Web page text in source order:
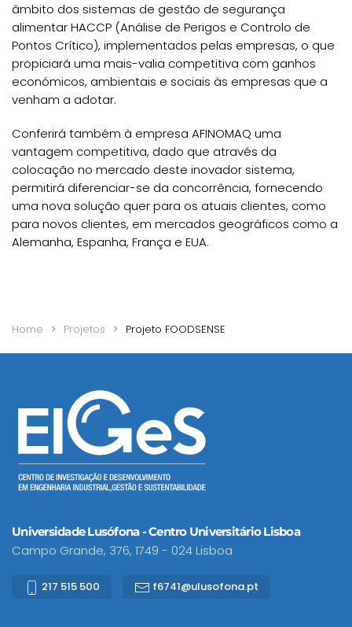
âmbito dos sistemas de gestão de segurança
alimentar HACCP (Análise de Perigos e Controlo de
Pontos Crítico), implementados pelas empresas, o que
propiciará uma mais-valia competitiva com ganhos
económicos, ambientais e sociais às empresas que a
venham a adotar.
Conferirá também à empresa AFINOMAQ uma
vantagem competitiva, dado que através da
colocação no mercado deste inovador sistema,
permitirá diferenciar-se da concorrência, fornecendo
uma nova solução quer para os atuais clientes, como
para novos clientes, em mercados geográficos como a
Alemanha, Espanha, França e EUA.
Home Projetos Projeto FOODSENSE
Universidade Lusófona - Centro Universitário Lisboa
Campo Grande, 376, 1749 - 024 Lisboa
217 515 500 f6741@ulusofona.pt